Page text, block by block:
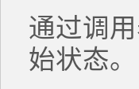
通过调
始状态